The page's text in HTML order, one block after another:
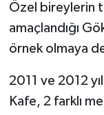
Özel bireylerin
amaçlandığı
örnek olmaya
2011 ve 2012
Kafe, 2 farklı